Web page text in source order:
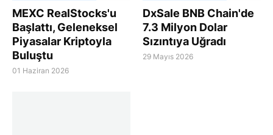
MEXC RealStocks'u
Başlattı, Geleneksel
Piyasalar Kriptoyla
Buluştu
01 Haziran 2026
DxSale BNB Chain'de
7.3 Milyon Dolar
Sızıntıya Uğradı
29 Mayıs 2026